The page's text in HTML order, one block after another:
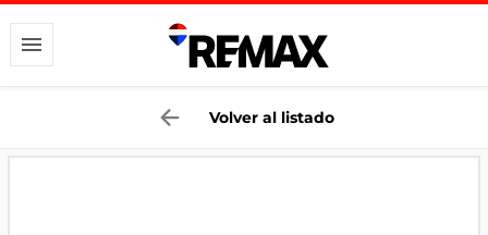
Volver al listado